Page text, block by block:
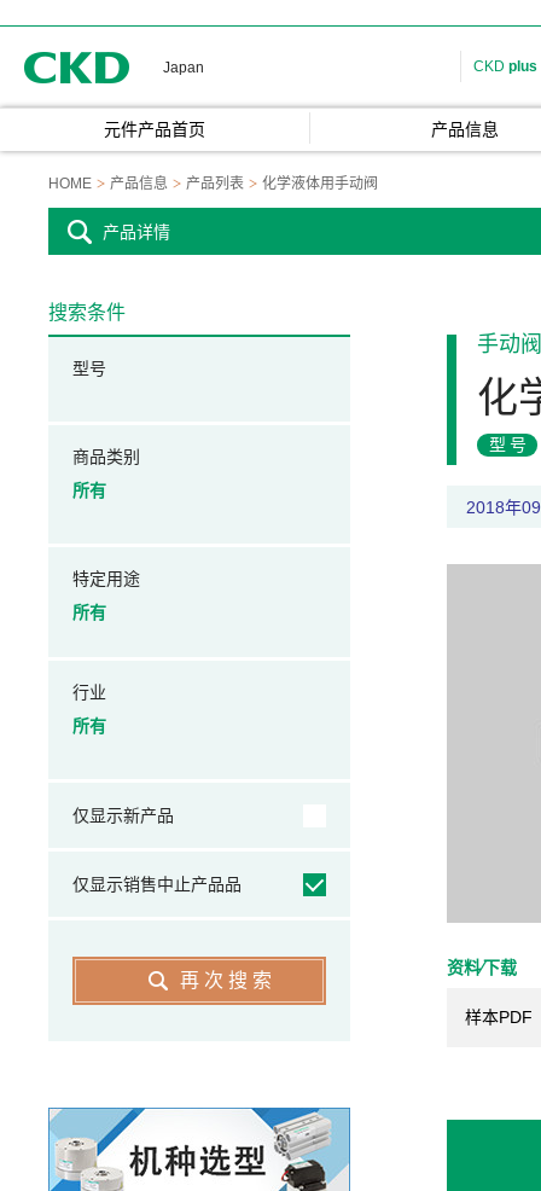
Japan CKD plus
元件产品首页 产品信息
HOME 产品信息 产品列表 化学液体用手动阀
产品详情
手动阀
化
型号
2018年
资料⁄下载
样本PDF
搜索条件
型号
商品类别
所有
特定用途
所有
行业
所有
仅显示新产品
仅显示销售中止产品品
再次搜索